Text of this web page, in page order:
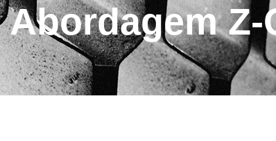
Abordagem Z-